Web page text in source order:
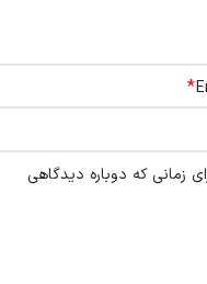
*
زمانی که دوباره دیدگاهی